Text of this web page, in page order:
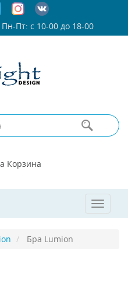
Пн-Пт: с 10-00 до 18-00
Корзина
Toggle
Бра Lumion